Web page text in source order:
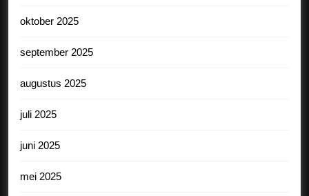
oktober 2025
september 2025
augustus 2025
juli 2025
juni 2025
mei 2025